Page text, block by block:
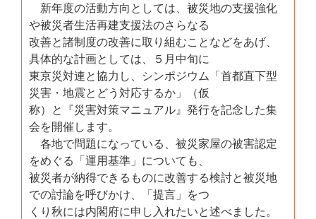
新年度の活動方向としては、被災地の支援強化
や被災者生活再建支援法のさらなる
改善と諸制度の改善に取り組むことなどをあげ、
具体的な計画としては、５月中旬に
東京災対連と協力し、シンポジウム「首都直下型
災害・地震とどう対応するか」（仮
称）と『災害対策マニュアル』発行を記念した集
会を開催します。
各地で問題になっている、被災家屋の被害認定
をめぐる「運用基準」についても、
被災者が納得できるものに改善する検討と被災地
での討論を呼びかけ、「提言」をつ
くり秋には内閣府に申し入れたいと述べました。